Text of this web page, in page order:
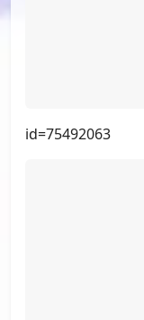
id=75492063